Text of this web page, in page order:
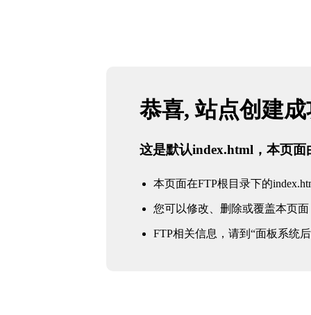
恭喜, 站点创建
这是默认index.html，本页面
本页面在FTP根目录下的
您可以修改、删除或覆盖本页面
FTP相关信息，请到“面板系统